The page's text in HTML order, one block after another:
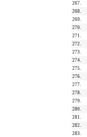
267.
268.
269.
270.
271.
272.
273.
274.
275.
276.
277.
278.
279.
280.
281.
282.
283.